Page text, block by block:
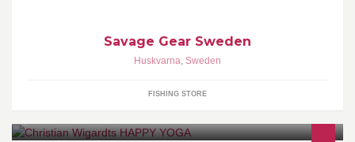
Savage Gear Sweden
Huskvarna, Sweden
FISHING STORE